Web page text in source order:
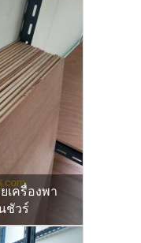
เครื่องพา
ชัวร์